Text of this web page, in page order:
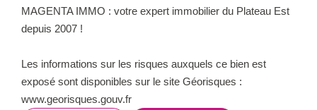
MAGENTA IMMO : votre expert immobilier du Plateau Est
depuis 2007 !
Les informations sur les risques auxquels ce bien est
exposé sont disponibles sur le site Géorisques :
www.georisques.gouv.fr